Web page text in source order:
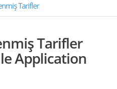
Tarifler
Tarifler
Application